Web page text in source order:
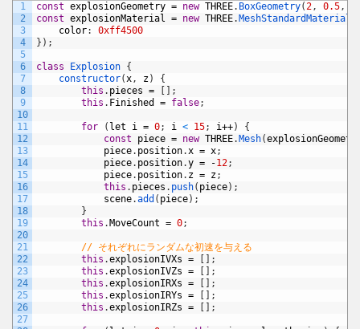
1
2
3
4
5
6
7
8
9
10
11
12
13
14
15
16
17
18
19
20
21
22
23
24
25
26
27
const explosionGeometry = new THREE. BoxGeometry(2, 0.5,
const explosionMaterial = new THREE. MeshStandardMaterial
color:
0xff4500
} ) ;
class Explosion {
constructor(x, z)
{
this . pieces =
;
this . Finished = false;
for ( let i = 0; i < 15; i++)
{
const
piece = new THREE. Mesh(
piece. position.x = x;
piece. position.y = -12;
piece. position. z = z;
this . pieces . push( piece) ;
scene.add ( piece) ;
}
this . MoveCount = 0;
// それぞれにランダムな初速を与える
this .explosionIVXs =
;
this .explosionIVZs =
;
this .explosionIRXs =
;
this .explosionIRYs =
;
this .explosionIRZs = ;